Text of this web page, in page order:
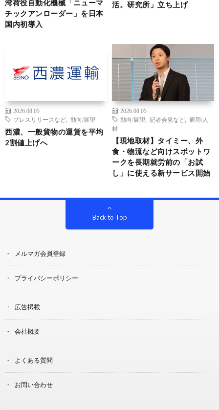
湾荷役自動化機械「ニューマ
チックアンローダー」を日本
国内初導入
活。研究所」立ち上げ
2026.08.05
プレスリリースなど
動向/展望
西濃、一般貨物の運賃を平均
2割値上げへ
2026.08.05
動向/展望
記者会見など
雇用/人
材
【現地取材】タイミー、外
食・物流など向けスポットワ
ークを長期就労前の「お試
し」に使える新サービス開始
Back to Top
メルマガ会員登録
プライバシーポリシー
広告掲載
会社概要
よくある質問
お問い合わせ